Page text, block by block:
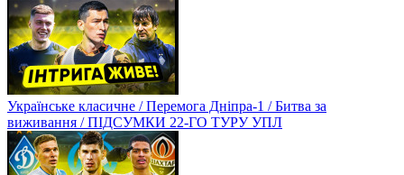
Українське класичне / Перемога Дніпра-1 / Битва за
виживання / ПІДСУМКИ 22-ГО ТУРУ УПЛ